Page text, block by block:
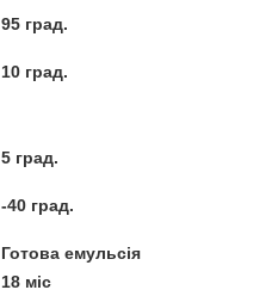
95 град.
10 град.
5 град.
-40 град.
Готова емульсія
18 міс